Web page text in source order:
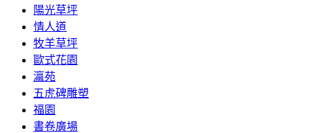
陽光草坪
情人道
牧羊草坪
歐式花園
瀛苑
五虎碑雕塑
福園
書卷廣場